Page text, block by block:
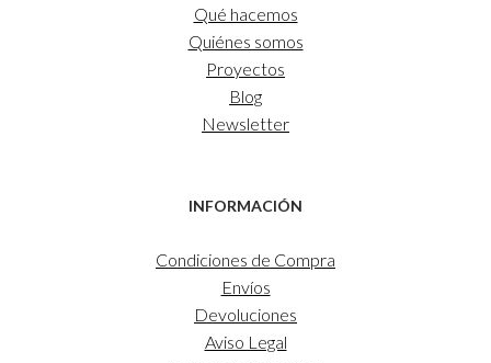
Qué hacemos
Quiénes somos
Proyectos
Blog
Newsletter
INFORMACIÓN
Condiciones de Compra
Envíos
Devoluciones
Aviso Legal